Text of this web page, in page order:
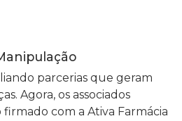
parcerias que geram
Agora, os associados
com a Ativa Farmácia